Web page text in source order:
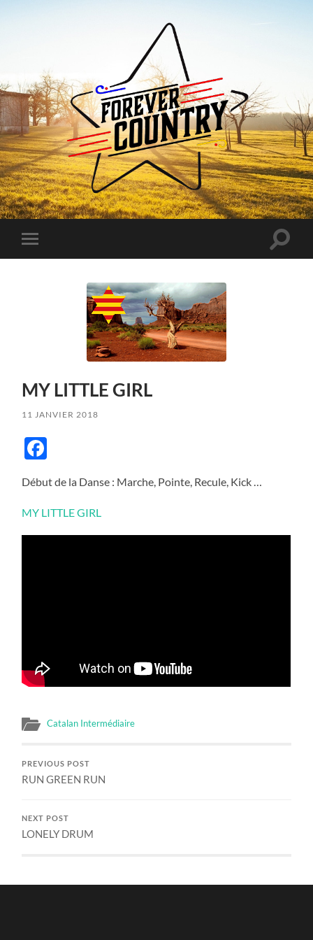
Forever
Country
Toggle
mobile
Toggle
MY LITTLE GIRL
11 JANVIER 2018
Début de la Danse : Marche, Pointe, Recule, Kick …
MY LITTLE GIRL
Catalan Intermédiaire
PREVIOUS POST
RUN GREEN RUN
NEXT POST
LONELY DRUM